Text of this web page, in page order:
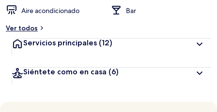
Aire acondicionado
Bar
Ver todos
Servicios principales (12)
Siéntete como en casa (6)